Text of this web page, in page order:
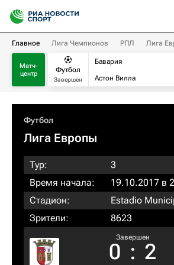
Главное Лига Чемпионов РПЛ Лига
Матч-
центр
Футбол
Завершен
Бавария
Астон Вилла
Футбол
Лига Европы
Тур:
3
Время начала:
19.10.2017 в
Стадион:
Estadio
Зрители:
8623
Завершен
0 : 2